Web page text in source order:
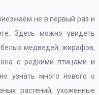
не в первый раз и
Здесь можно увидеть
медведей, жирафов,
с редкими птицами и
узнать много нового о
растений, ухоженные